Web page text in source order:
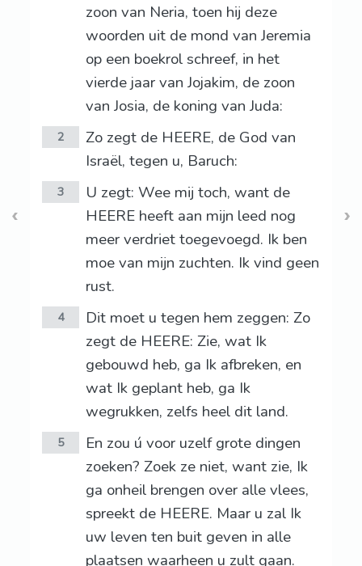
zoon van Neria, toen hij deze
woorden uit de mond van Jeremia
op een boekrol schreef, in het
vierde jaar van Jojakim, de zoon
van Josia, de koning van Juda:
2
Zo zegt de HEERE, de God van
Israël, tegen u, Baruch:
3
U zegt: Wee mij toch, want de
HEERE heeft aan mijn leed nog
meer verdriet toegevoegd. Ik ben
moe van mijn zuchten. Ik vind geen
rust.
4
Dit moet u tegen hem zeggen: Zo
zegt de HEERE: Zie, wat Ik
gebouwd heb, ga Ik afbreken, en
wat Ik geplant heb, ga Ik
wegrukken, zelfs heel dit land.
5
En zou ú voor uzelf grote dingen
zoeken? Zoek ze niet, want zie, Ik
ga onheil brengen over alle vlees,
spreekt de HEERE. Maar u zal Ik
uw leven ten buit geven in alle
plaatsen waarheen u zult gaan.